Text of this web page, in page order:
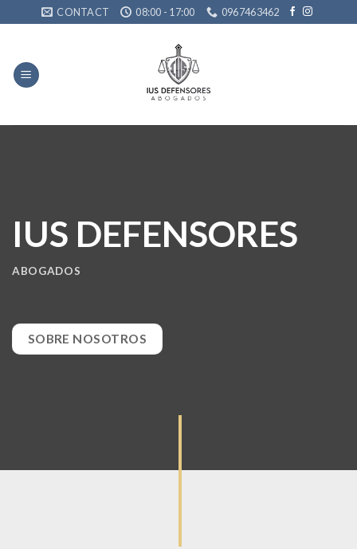
to
CONTACT 08:00 - 17:00 0967463462
IUS DEFENSORES
ABOGADOS
SOBRE NOSOTROS